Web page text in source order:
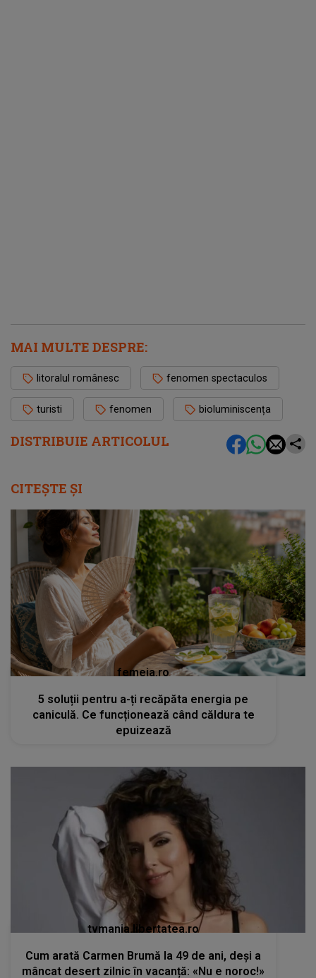
DISTRIBUIE ARTICOLUL
MAI MULTE DESPRE:
litoralul românesc fenomen spectaculos
turisti fenomen bioluminiscența
CITEȘTE ȘI
femeia.ro
5 soluții pentru a-ți recăpăta energia pe
caniculă. Ce funcționează când căldura te
epuizează
tvmania.libertatea.ro
Cum arată Carmen Brumă la 49 de ani, deși a
mâncat desert zilnic în vacanță: «Nu e noroc!»